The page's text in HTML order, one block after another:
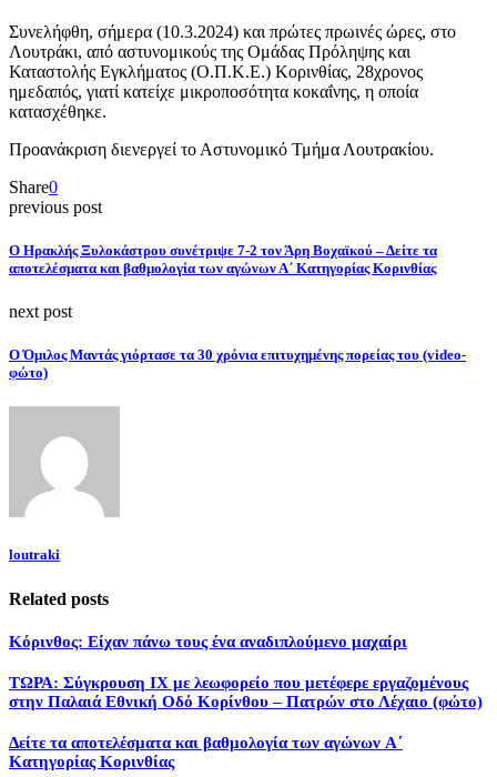
Συνελήφθη, σήμερα (10.3.2024) και πρώτες πρωινές ώρες, στο
Λουτράκι, από αστυνομικούς της Ομάδας Πρόληψης και
Καταστολής Εγκλήματος (Ο.Π.Κ.Ε.) Κορινθίας, 28χρονος
ημεδαπός, γιατί κατείχε μικροποσότητα κοκαΐνης, η οποία
κατασχέθηκε.
Προανάκριση διενεργεί το Αστυνομικό Τμήμα Λουτρακίου.
Share0
previous post
O Ηρακλής Ξυλοκάστρου συνέτριψε 7-2 τον Άρη Βοχαϊκού – Δείτε τα
αποτελέσματα και βαθμολογία των αγώνων Α΄ Κατηγορίας Κορινθίας
next post
Ο Όμιλος Μαντάς γιόρτασε τα 30 χρόνια επιτυχημένης πορείας του (video-
φώτο)
loutraki
Related posts
Κόρινθος: Είχαν πάνω τους ένα αναδιπλούμενο μαχαίρι
ΤΩΡΑ: Σύγκρουση ΙΧ με λεωφορείο που μετέφερε εργαζομένους
στην Παλαιά Εθνική Οδό Κορίνθου – Πατρών στο Λέχαιο (φώτο)
Δείτε τα αποτελέσματα και βαθμολογία των αγώνων A΄
Κατηγορίας Κορινθίας